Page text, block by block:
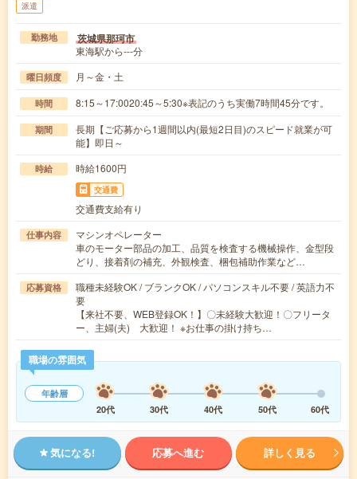
派遣
勤務地 茨城県那珂市
東海駅から---分
曜日頻度 月～金・土
時間 8:15～17:0020:45～5:30※表記のうち実働7時間45分です。
期間
長期【ご応募から1週間以内(最短2日目)のスピード就業が可
能】即日～
時給 時給1600円
交通費
交通費支給有り
仕事内容
マシンオペレーター
車のモーター部品の加工、品質を検査する機械操作、金型段
どり、接着剤の補充、外観検査、梱包補助作業など…
応募資格
職種未経験OK / ブランクOK / パソコンスキル不要 / 英語力不
要
【来社不要、WEB登録OK！】〇未経験大歓迎！〇フリータ
ー、主婦(夫) 大歓迎！ ※お仕事の掛け持ち…
職場の雰囲気
年齢層
20代
30代 40代 50代 60代
気になる! 応募へ進む 詳しく見る